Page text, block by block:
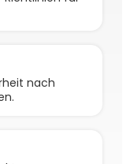
nach